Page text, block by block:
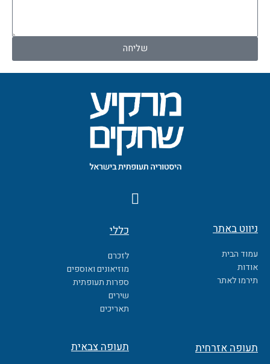
שליחה
F
a
e
b
o
o
k
ניווט באתר
עמוד הבית
אודות
תירמו לאתר
כללי
לזכרם
מוזיאונים ואוספים
ספרות תעופתית
שירים
תאריכים
תעופה אזרחית תעופה צבאית